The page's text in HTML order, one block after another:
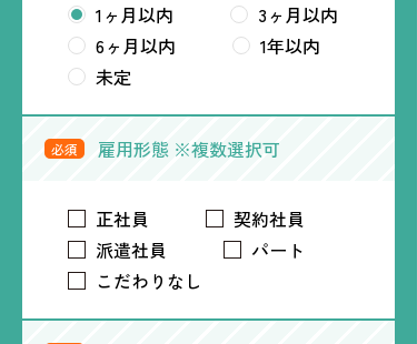
1ヶ月以内
3ヶ月以内
6ヶ月以内
1年以内
未定
必須 雇用形態 ※複数選択可
正社員
契約社員
派遣社員
パート
こだわりなし